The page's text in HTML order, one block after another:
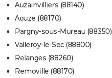
Auzainvilliers (88140)
Aouze (88170)
Pargny-sous-Mureau (88350)
Valleroy-le-Sec (88800)
Relanges (88260)
Removille (88170)